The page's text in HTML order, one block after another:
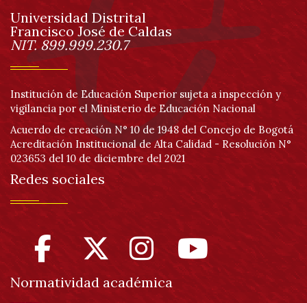
página
Información
Universidad Distrital
Francisco José de Caldas
NIT. 899.999.230.7
Institución de Educación Superior sujeta a inspección y
vigilancia por el Ministerio de Educación Nacional
Acuerdo de creación N° 10 de 1948 del Concejo de Bogotá
Acreditación Institucional de Alta Calidad - Resolución N°
023653 del 10 de diciembre del 2021
Redes sociales
Normatividad académica